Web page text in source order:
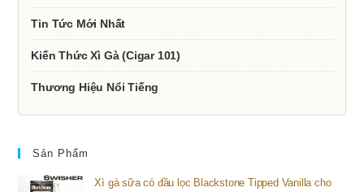
Tin Tức Mới Nhất
Kiến Thức Xì Gà (Cigar 101)
Thương Hiệu Nổi Tiếng
Sản Phẩm
Xì gà sữa có đầu lọc Blackstone Tipped Vanilla cho